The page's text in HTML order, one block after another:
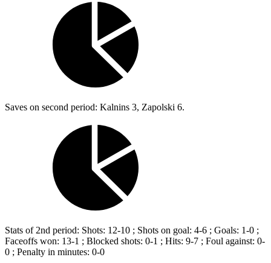
Saves on second period: Kalnins 3, Zapolski 6.
Stats of 2nd period: Shots: 12-10 ; Shots on goal: 4-6 ; Goals: 1-0 ;
Faceoffs won: 13-1 ; Blocked shots: 0-1 ; Hits: 9-7 ; Foul against: 0-
0 ; Penalty in minutes: 0-0